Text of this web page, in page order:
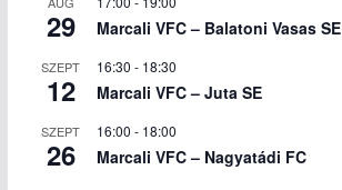
29 Marcali VFC – Balatoni Vasas SE
SZEPT
12
16:30 - 18:30
Marcali VFC – Juta SE
SZEPT
26
16:00 - 18:00
Marcali VFC – Nagyatádi FC